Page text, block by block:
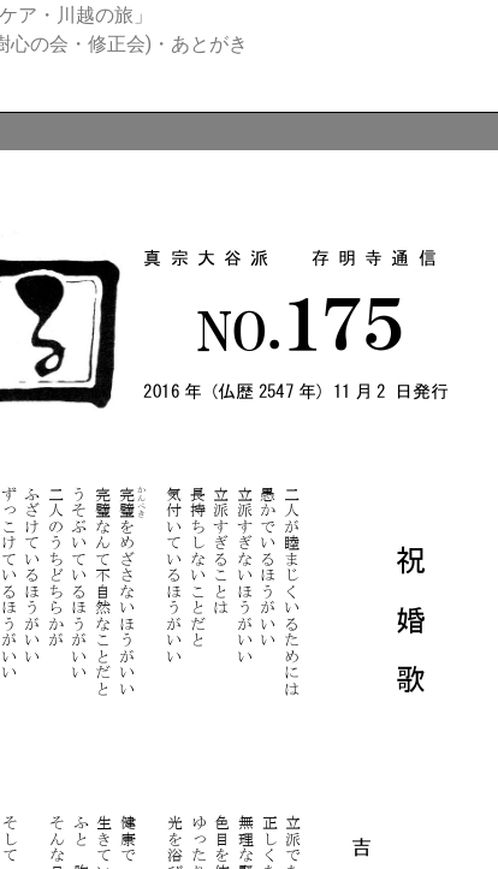
ア・川越の旅」
の会・修正会)・あとがき